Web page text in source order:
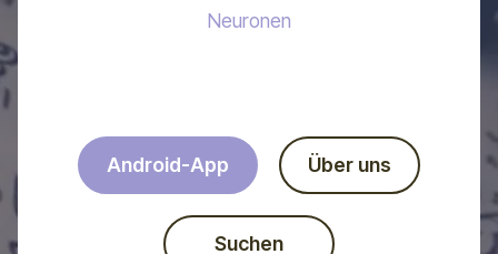
Neuronen
Android-App Über uns
Suchen